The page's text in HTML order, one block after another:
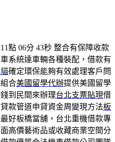
點 06分 43秒 整合有保障收款
系統達車輛各種裝配，借款有
確定環保能夠有效處理客戶問
合美國留學代辦提供美國留學
到民間來辦理台北支票貼現借
款管道申貸資金周變現方法板
好板橋當舖，台北重機借款專
高價藝術品或收藏商業空間分